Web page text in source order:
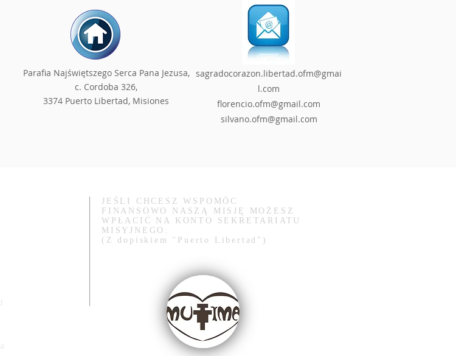
Parafia Najświętszego Serca Pana Jezusa,
c. Cordoba 326,
3374 Puerto Libertad, Misiones
sagradocorazon.libertad.ofm@gmai
l.com
florencio.ofm@gmail.com
silvano.ofm@gmail.com
JEŚLI CHCESZ WSPOMÓC
FINANSOWO NASZĄ MISJĘ MOŻESZ
WPŁACIĆ NA KONTO SEKRETARIATU
MISYJNEGO:
(Z dopiskiem "Puerto Libertad")